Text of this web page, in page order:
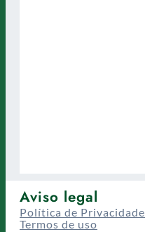
Aviso legal
Política de Privacidade
Termos de uso